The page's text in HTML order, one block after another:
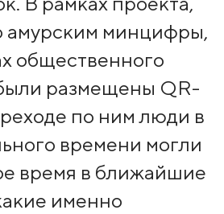
амурским минцифры,
общественного
размещены QR-
по ним люди в
времени могли
время в ближайшие
именно